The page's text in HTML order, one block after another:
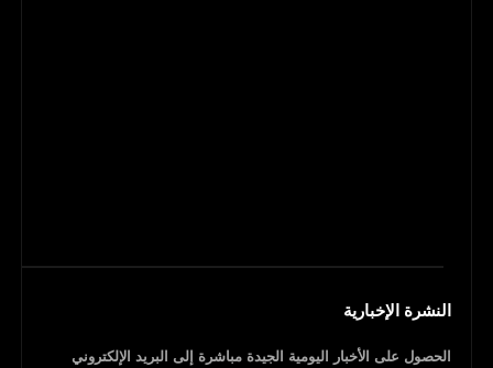
النشرة الإخبارية
الحصول على الأخبار اليومية الجيدة مباشرة إلى البريد الإلكتروني